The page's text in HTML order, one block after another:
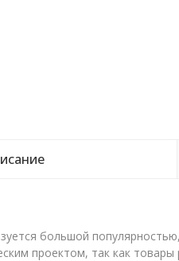
большой
проектом, так как